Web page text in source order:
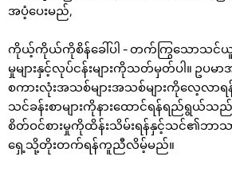
အပံ့ပေးမည်,
ကိုယ့်ကိုယ်ကိုစိန်ခေါ်ပါ - တက်ကြွသောသင်ယူ
မှုများနှင့်လုပ်ငန်းများကိုသတ်မှတ်ပါ။ ဥပမ
စကားလုံးအသစ်များအသစ်များကိုလေ့လ
သင်ခန်းစာများကိုနားထောင်ရန်ရည်ရွယ်သ
စိတ်ဝင်စားမှုကိုထိန်းသိမ်းရန်နှင့်သင်၏ဘာသာ
ရှေ့သို့တိုးတက်ရန်ကူညီလိမ့်မည်။